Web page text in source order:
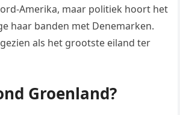
Amerika, maar politiek hoort het
haar banden met Denemarken.
als het grootste eiland ter
Groenland?